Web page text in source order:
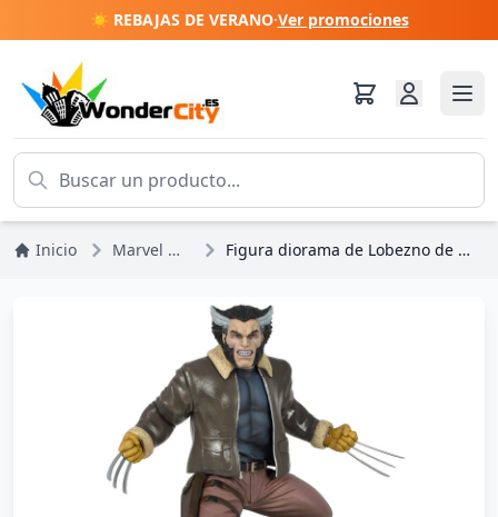
☀️ REBAJAS DE VERANO·Ver promociones
Inicio Marvel DC Comics Figura diorama de Lobezno de Marvel X-Men de 23 cm